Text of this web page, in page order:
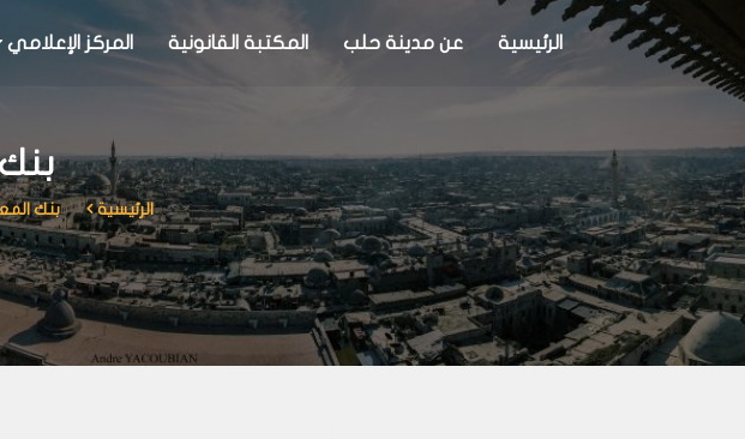
الرئيسية عن مدينة حلب المكتبة القانونية المركز الإعلامي
الرئيسية بنك